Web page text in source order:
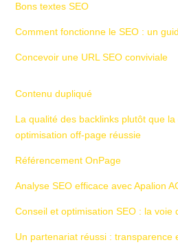
Contenu dupliqué
La qualité des backlinks plutôt que
optimisation off-page réussie
Référencement OnPage
Analyse SEO efficace avec Apalion
Conseil et optimisation SEO : la voie
Un partenariat réussi : transparence
Bons textes SEO
Comment fonctionne le SEO : un
Concevoir une URL SEO conviviale